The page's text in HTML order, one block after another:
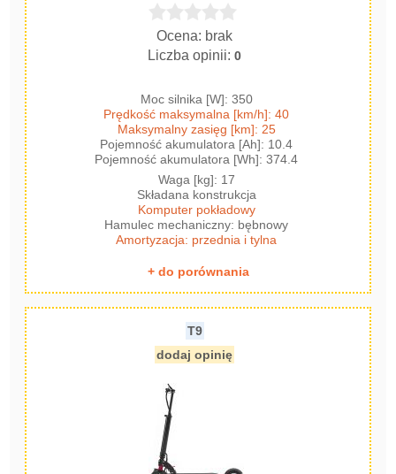
Ocena: brak
Liczba opinii:0
Moc silnika [W]: 350
Prędkość maksymalna [km/h]: 40
Maksymalny zasięg [km]: 25
Pojemność akumulatora [Ah]: 10.4
Pojemność akumulatora [Wh]: 374.4
Waga [kg]: 17
Składana konstrukcja
Komputer pokładowy
Hamulec mechaniczny: bębnowy
Amortyzacja: przednia i tylna
+ do porównania
T9
dodaj opinię